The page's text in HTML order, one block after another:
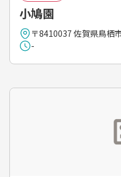
小鳩園
〒8410037 佐賀県鳥栖
-